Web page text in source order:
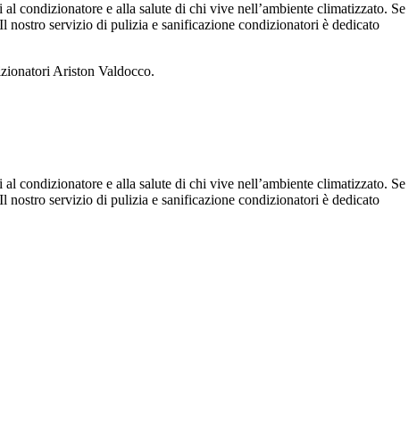
condizionatore e alla salute di chi vive nell’ambiente climatizzato. Se
nostro servizio di pulizia e sanificazione condizionatori è dedicato
Ariston Valdocco.
condizionatore e alla salute di chi vive nell’ambiente climatizzato. Se
nostro servizio di pulizia e sanificazione condizionatori è dedicato